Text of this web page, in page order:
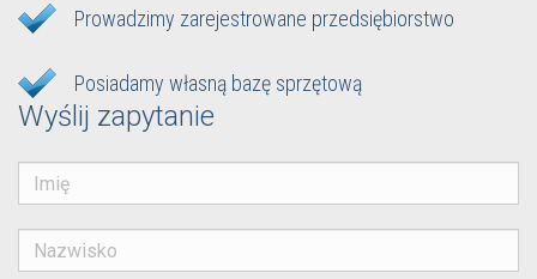
Prowadzimy zarejestrowane przedsiębiorstwo
Posiadamy własną bazę sprzętową
Wyślij zapytanie